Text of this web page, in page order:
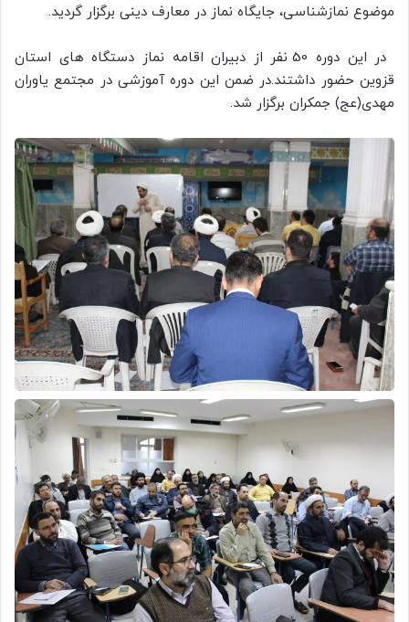
موضوع نمازشناسی، جایگاه نماز در معارف دینی برگزار گردید.
در این دوره 50 نفر از دبیران اقامه نماز دستگاه های استان
قزوین حضور داشتند.در ضمن این دوره آموزشی در مجتمع یاوران
مهدی(عج) جمکران برگزار شد.